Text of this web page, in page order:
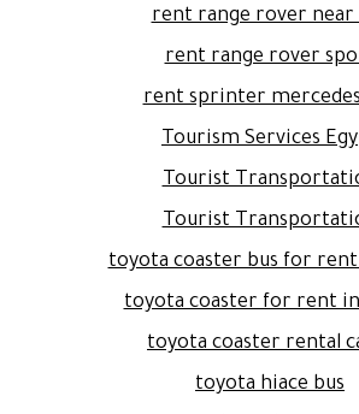
rent range rover near
rent range rover
rent sprinter
Tourism Services
Tourist
Tourist
toyota coaster bus for
toyota coaster for rent
toyota coaster rental
toyota hiace bus